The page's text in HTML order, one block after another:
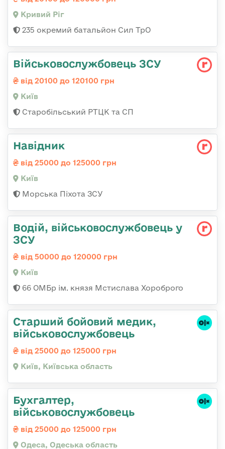
Кривий Ріг
235 окремий батальйон Сил ТрО
Військовослужбовець ЗСУ
від 20100 до 120100 грн
Київ
Старобільський РТЦК та СП
Навідник
від 25000 до 125000 грн
Київ
Морська Піхота ЗСУ
Водій, військовослужбовець у
ЗСУ
від 50000 до 120000 грн
Київ
66 ОМБр ім. князя Мстислава Хороброго
Старший бойовий медик,
військовослужбовець
від 25000 до 125000 грн
Київ, Київська область
Бухгалтер,
військовослужбовець
від 25000 до 125000 грн
Одеса, Одеська область